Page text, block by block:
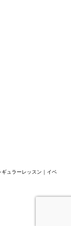
ギュラーレッスン ｜ イベ